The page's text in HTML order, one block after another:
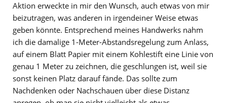
Aktion erweckte in mir den Wunsch, auch etwas von mir
beizutragen, was anderen in irgendeiner Weise etwas
geben könnte. Entsprechend meines Handwerks nahm
ich die damalige 1-Meter-Abstandsregelung zum Anlass,
auf einem Blatt Papier mit einem Kohlestift eine Linie von
genau 1 Meter zu zeichnen, die geschlungen ist, weil sie
sonst keinen Platz darauf fände. Das sollte zum
Nachdenken oder Nachschauen über diese Distanz